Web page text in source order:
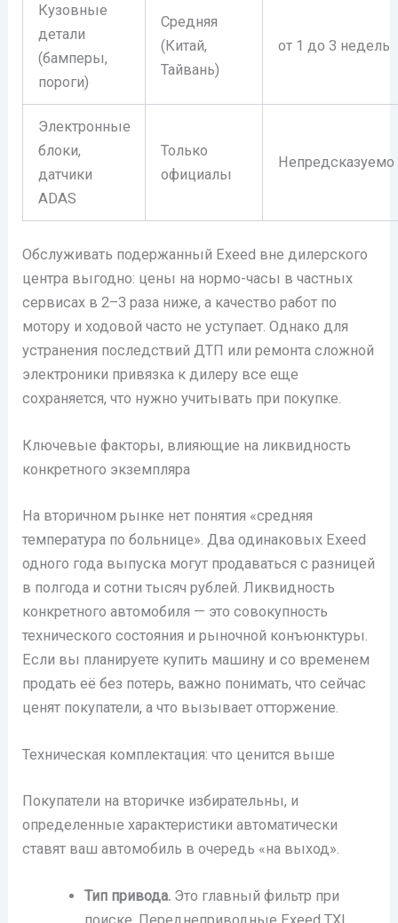
Кузовные
детали
(бамперы,
пороги)
Средняя
(Китай,
Тайвань)
от 1 до 3 недель
Электронные
блоки,
датчики
ADAS
Только
официалы
Непредсказуемо
Обслуживать подержанный Exeed вне дилерского
центра выгодно: цены на нормо-часы в частных
сервисах в 2–3 раза ниже, а качество работ по
мотору и ходовой часто не уступает. Однако для
устранения последствий ДТП или ремонта сложной
электроники привязка к дилеру все еще
сохраняется, что нужно учитывать при покупке.
Ключевые факторы, влияющие на ликвидность
конкретного экземпляра
На вторичном рынке нет понятия «средняя
температура по больнице». Два одинаковых Exeed
одного года выпуска могут продаваться с разницей
в полгода и сотни тысяч рублей. Ликвидность
конкретного автомобиля — это совокупность
технического состояния и рыночной конъюнктуры.
Если вы планируете купить машину и со временем
продать её без потерь, важно понимать, что сейчас
ценят покупатели, а что вызывает отторжение.
Техническая комплектация: что ценится выше
Покупатели на вторичке избирательны, и
определенные характеристики автоматически
ставят ваш автомобиль в очередь «на выход».
Тип привода.Это главный фильтр при